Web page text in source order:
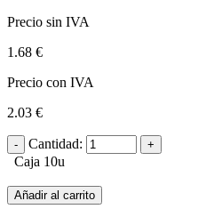
Precio sin IVA
1.68 €
Precio con IVA
2.03 €
Cantidad:
Caja 10u
Añadir al carrito